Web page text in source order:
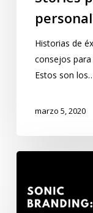
Historias de
consejos
Estos son
marzo 5, 2020